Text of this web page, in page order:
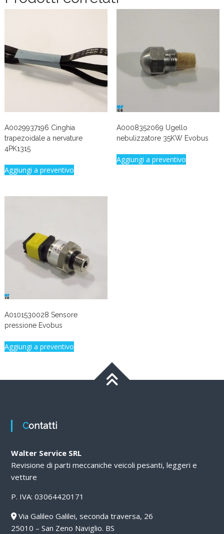
A0029937196 Cinghia
trapezoidale a nervature
4PK1315
Aggiungi a preventivo
A0008352069 Ugello
nebulizzatore 35KW Evobus
Aggiungi a preventivo
A0101530028 Sensore
pressione Evobus
Aggiungi a preventivo
Contatti
Walter Service SRL
Revisione di parti meccaniche veicoli pesanti, leggeri e
vetture
P. IVA: 03064420171
Via Galileo Galilei, seconda traversa, 26
25010 – San Zeno Naviglio. BS